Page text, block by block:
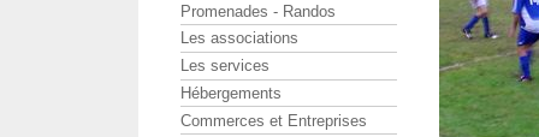
Promenades - Randos
Les associations
Les services
Hébergements
Commerces et Entreprises